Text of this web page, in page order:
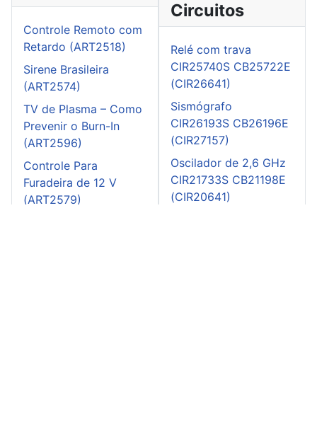
Controle Remoto com
Retardo (ART2518)
Sirene Brasileira
(ART2574)
TV de Plasma – Como
Prevenir o Burn-In
(ART2596)
Controle Para
Furadeira de 12 V
(ART2579)
Circuitos
Relé com trava
CIR25740S CB25722E
(CIR26641)
Sismógrafo
CIR26193S CB26196E
(CIR27157)
Oscilador de 2,6 GHz
CIR21733S CB21198E
(CIR20641)